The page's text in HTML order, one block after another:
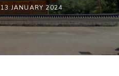
13 JANUARY 2024